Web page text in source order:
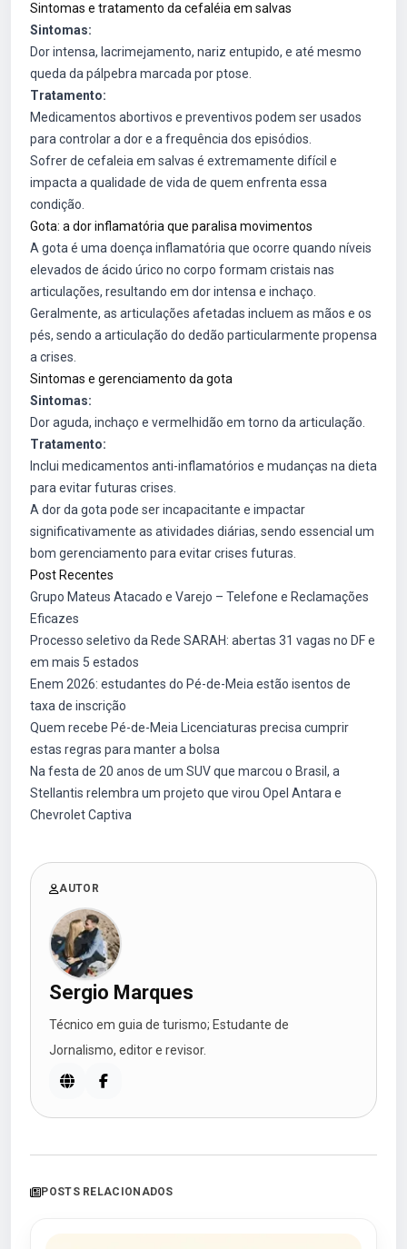
Sintomas e tratamento da cefaléia em salvas
Sintomas:
Dor intensa, lacrimejamento, nariz entupido, e até mesmo
queda da pálpebra marcada por ptose.
Tratamento:
Medicamentos abortivos e preventivos podem ser usados
para controlar a dor e a frequência dos episódios.
Sofrer de cefaleia em salvas é extremamente difícil e
impacta a qualidade de vida de quem enfrenta essa
condição.
Gota: a dor inflamatória que paralisa movimentos
A gota é uma doença inflamatória que ocorre quando níveis
elevados de ácido úrico no corpo formam cristais nas
articulações, resultando em dor intensa e inchaço.
Geralmente, as articulações afetadas incluem as mãos e os
pés, sendo a articulação do dedão particularmente propensa
a crises.
Sintomas e gerenciamento da gota
Sintomas:
Dor aguda, inchaço e vermelhidão em torno da articulação.
Tratamento:
Inclui medicamentos anti-inflamatórios e mudanças na dieta
para evitar futuras crises.
A dor da gota pode ser incapacitante e impactar
significativamente as atividades diárias, sendo essencial um
bom gerenciamento para evitar crises futuras.
Post Recentes
Grupo Mateus Atacado e Varejo – Telefone e Reclamações
Eficazes
Processo seletivo da Rede SARAH: abertas 31 vagas no DF e
em mais 5 estados
Enem 2026: estudantes do Pé-de-Meia estão isentos de
taxa de inscrição
Quem recebe Pé-de-Meia Licenciaturas precisa cumprir
estas regras para manter a bolsa
Na festa de 20 anos de um SUV que marcou o Brasil, a
Stellantis relembra um projeto que virou Opel Antara e
Chevrolet Captiva
AUTOR
Sergio Marques
Técnico em guia de turismo; Estudante de
Jornalismo, editor e revisor.
POSTS RELACIONADOS